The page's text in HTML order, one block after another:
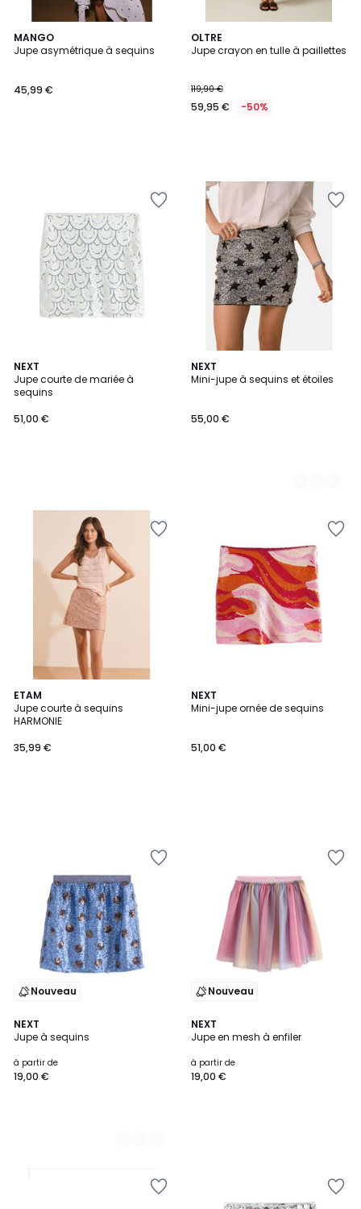
MANGO
Jupe asymétrique à sequins
45,99 €
OLTRE
Jupe crayon en tulle à paillettes
119,90 €
59,95 € -50%
NEXT
Jupe courte de mariée à
sequins
51,00 €
NEXT
Mini-jupe à sequins et étoiles
55,00 €
2
Couleurs
ETAM
Jupe courte à sequins
HARMONIE
35,99 €
NEXT
Mini-jupe ornée de sequins
51,00 €
Nouveau
NEXT
Jupe à sequins
à partir de
19,00 €
2
Couleurs
Nouveau
NEXT
Jupe en mesh à enfiler
à partir de
19,00 €